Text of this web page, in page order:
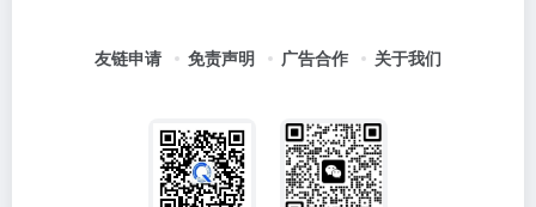
友链申请 免责声明 广告合作 关于我们